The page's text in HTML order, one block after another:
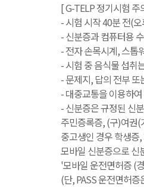
[ G-TELP 정기시험 주
- 시험 시작 40분 전(
- 신분증과 컴퓨터용
- 전자 손목시계, 스톱
- 시험 중 음식물 섭취
- 문제지, 답의 전부
- 대중교통을 이용하
- 신분증은 규정된 신
주민증록증, (구)여권
중고생인 경우 학생
모바일 신분증으로 신
'모바일 운전면허증 (
(단, PASS 운전면허